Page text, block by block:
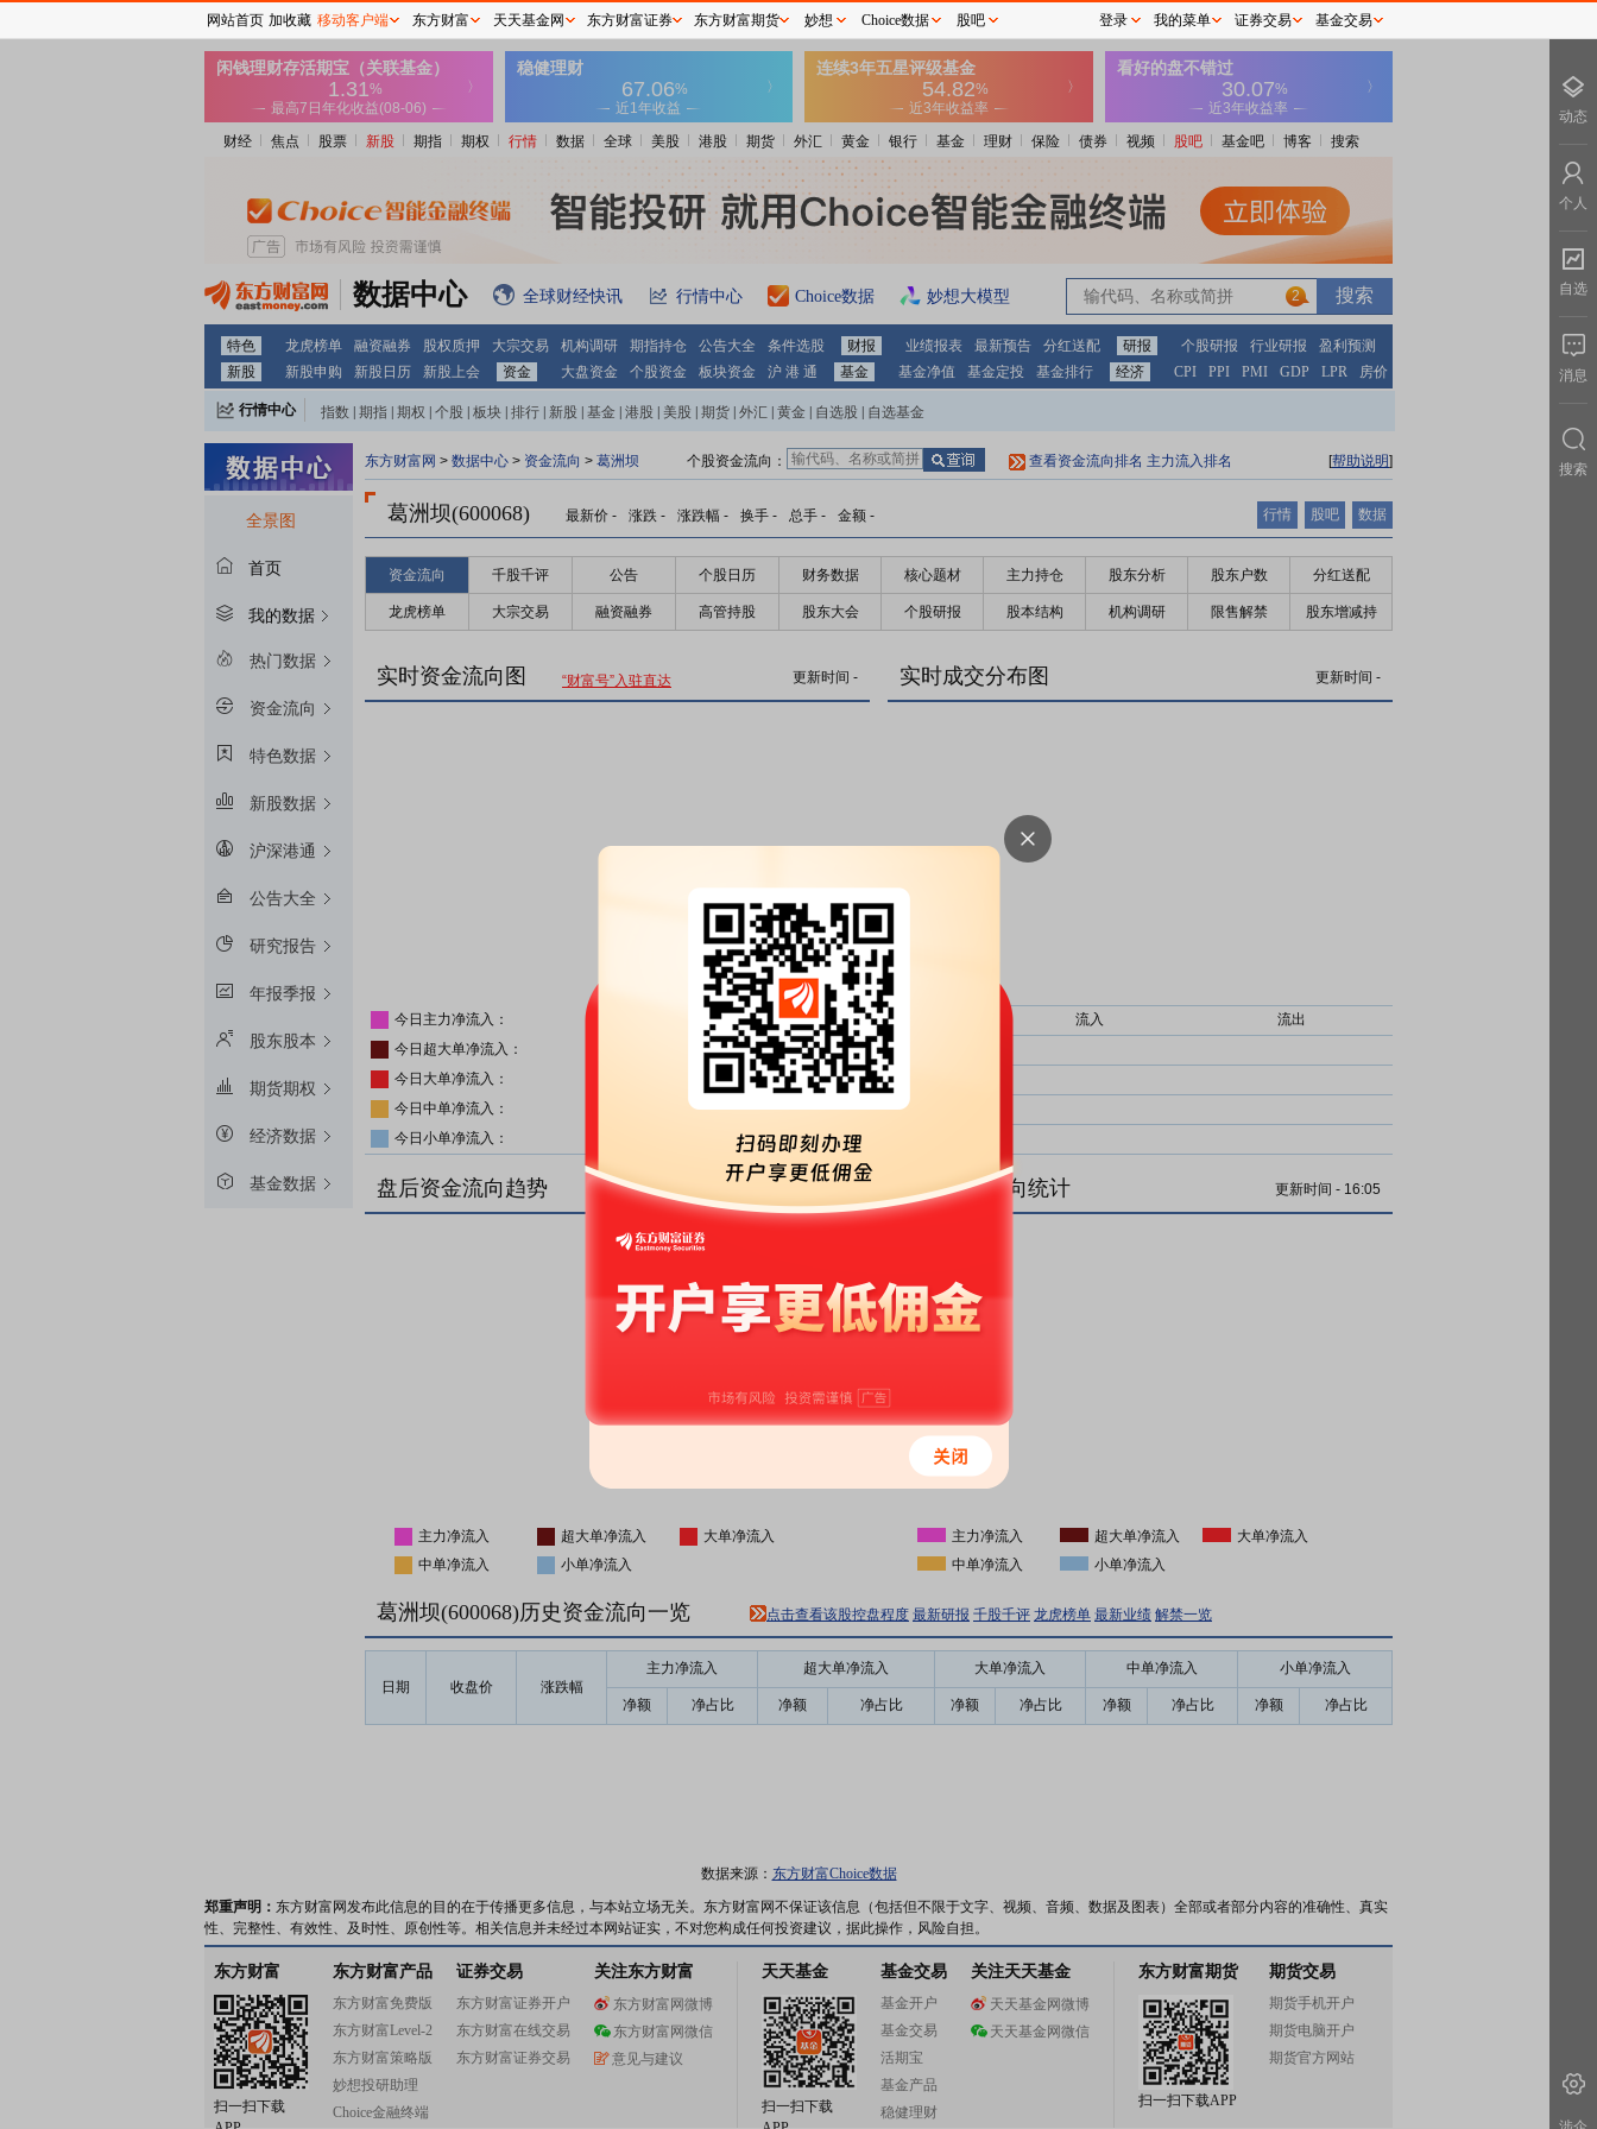
财经 焦点 股票 新股 期指 期权 行情 数据 全球 美股 港股 期货 外汇 黄金 银行 基金 理财 保险 债券 视频 股吧 基金吧 博客 搜索
数据中心 全球财经快讯 行情中心 Choice数据 妙想大模型 2
特色 龙虎榜单 融资融券 股权质押 大宗交易 机构调研 期指持仓 公告大全 条件选股 财报 业绩报表 最新预告 分红送配 研报 个股研报 行业研报
盈利预测
新股
新股申购 新股日历 新股上会 资金 大盘资金 个股资金 板块资金 沪 港 通 基金 基金净值 基金定投 基金排行 经济 CPI PPI PMI GDP LPR 房价
行情中心 指数 期指 期权 个股 板块 排行 新股 基金 港股 美股 期货 外汇 黄金 自选股 自选基金
全景图
首页
我的数据
热门数据
资金流向
特色数据
新股数据
沪深港通
公告大全
研究报告
年报季报
股东股本
期货期权
经济数据
基金数据
东方财富网 > 数据中心 > 资金流向 > 葛洲坝 个股资金流向： 查看资金流向排名 主力流入排名 [帮助说明]
葛洲坝(600068) 最新价 - 涨跌 - 涨跌幅 - 换手 - 总手 - 金额 - 行情 股吧 数据
资金流向 千股千评 公告 个股日历 财务数据 核心题材 主力持仓 股东分析 股东户数 分红送配
龙虎榜单 大宗交易 融资融券 高管持股 股东大会 个股研报 股本结构 机构调研 限售解禁 股东增减持
实时资金流向图 “财富号”入驻直达 更新时间 -
今日主力净流入：
主力净比：
今日超大单净流入：
超大单净比：
今日大单净流入：
大单净比：
今日中单净流入：
中单净比：
今日小单净流入：
实时成交分布图 更新时间 -
流入
流出
盘后资金流向趋势
主力净流入 超大单净流入
大单净流入
中单净流入
小单净流入
盘后资金流向统计 更新时间 - 16:05
主力净流入 超大单净流入
大单净流入
中单净流入
小单净流入
葛洲坝(600068)历史资金流向一览 点击查看该股控盘程度 最新研报 千股千评 龙虎榜单 最新业绩 解禁一览
日期 收盘价 涨跌幅
主力净流入 超大单净流入 大单净流入 中单净流入 小单净流入
净额 净占比 净额 净占比 净额 净占比 净额 净占比 净额 净占比
数据来源： 东方财富Choice数据
郑重声明： 东方财富网发布此信息的目的在于传播更多信息，与本站立场无关。东方财富网不保证该信息（包括但不限于文字、视频、音频、数据及图表）全部或者部分内容的准确性、真实
性、完整性、有效性、及时性、原创性等。相关信息并未经过本网站证实，不对您构成任何投资建议，据此操作，风险自担。
东方财富
扫一扫下载
东方财富产品
东方财富免费版
东方财富Level-2
东方财富策略版
妙想投研助理
Choice金融终端
证券交易
东方财富证券开户
东方财富在线交易
东方财富证券交易
关注东方财富
东方财富网微博
东方财富网微信
意见与建议
天天基金
扫一扫下载
基金交易
基金开户
基金交易
活期宝
基金产品
稳健理财
关注天天基金
天天基金网微博
天天基金网微信
东方财富期货
扫一扫下载APP
期货交易
期货手机开户
期货电脑开户
期货官方网站
网站首页 加收藏 移动客户端 东方财富 天天基金网 东方财富证券 东方财富期货 妙想 Choice数据 股吧 登录 我的菜单 证券交易 基金交易
动态
个人
自选
消息
搜索